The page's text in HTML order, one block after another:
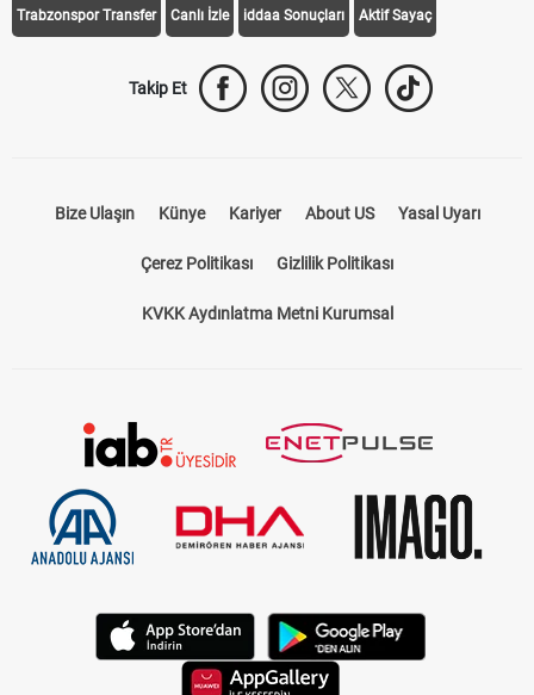
Trabzonspor Transfer Canlı İzle iddaa Sonuçları Aktif Sayaç
Takip Et
Bize Ulaşın Künye Kariyer About US Yasal Uyarı
Çerez Politikası Gizlilik Politikası
KVKK Aydınlatma Metni Kurumsal